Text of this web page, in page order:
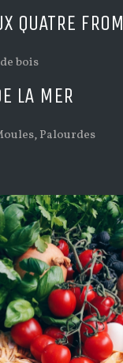
QUATRE
bois
LA MER
Palourdes